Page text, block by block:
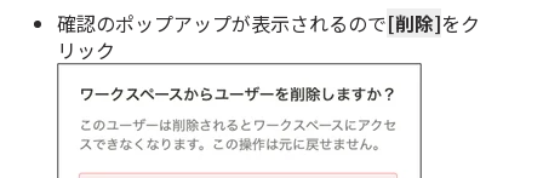
確認のポップアップが表示されるので[削除]をク
リック